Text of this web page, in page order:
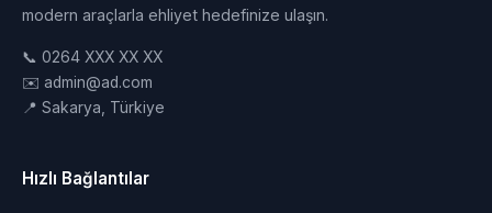
modern araçlarla ehliyet hedefinize ulaşın.
📞 0264 XXX XX XX
✉️ admin@ad.com
📍 Sakarya, Türkiye
Hızlı Bağlantılar